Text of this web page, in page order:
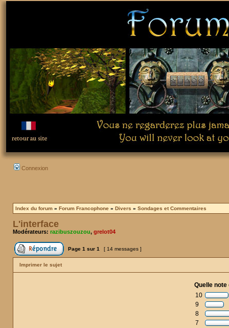
Connexion
Index du forum » Forum Francophone » Divers » Sondages et Commentaires
L'interface
Modérateurs: razibuszouzou, grelot04
Page 1 sur 1 [ 14 messages ]
Imprimer le sujet
Quelle
10
9
8
7